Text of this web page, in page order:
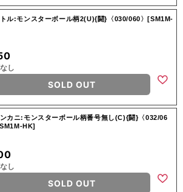
ル:モンスターボール柄2(U){闘}〈030/060〉[SM1M-
し
SOLD OUT
カニ:モンスターボール柄番号無し(C){闘}〈032/06
HK]
し
SOLD OUT